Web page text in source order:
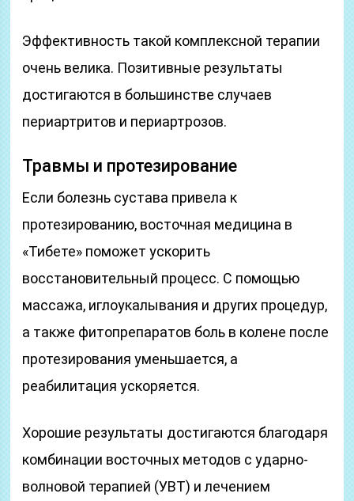
Эффективность такой комплексной терапии
очень велика. Позитивные результаты
достигаются в большинстве случаев
периартритов и периартрозов.
Травмы и протезирование
Если болезнь сустава привела к
протезированию, восточная медицина в
«Тибете» поможет ускорить
восстановительный процесс. С помощью
массажа, иглоукалывания и других процедур,
а также фитопрепаратов боль в колене после
протезирования уменьшается, а
реабилитация ускоряется.
Хорошие результаты достигаются благодаря
комбинации восточных методов с ударно-
волновой терапией (УВТ) и лечением